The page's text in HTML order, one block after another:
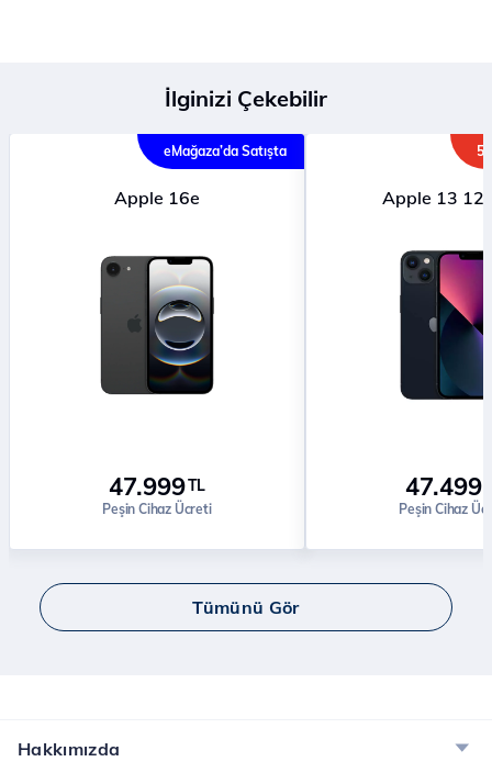
İlginizi Çekebilir
eMağaza’da Satışta
Apple 16e
47.999TL
Peşin Cihaz Ücreti
Apple 13
47.499
Peşin Cihaz
Tümünü Gör
Hakkımızda